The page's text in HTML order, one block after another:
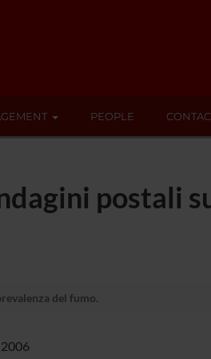
PEOPLE
postali
del fumo.
2006